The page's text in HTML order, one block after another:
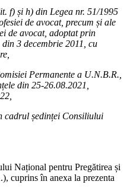
f) și h) din Legea nr. 51/1995
de avocat, precum și ale
de avocat, adoptat prin
3 decembrie 2011, cu
Permanente a U.N.B.R.,
din 25-26.08.2021,
cadrul ședinței Consiliului
Național pentru Pregătirea și
cuprins în anexa la prezenta